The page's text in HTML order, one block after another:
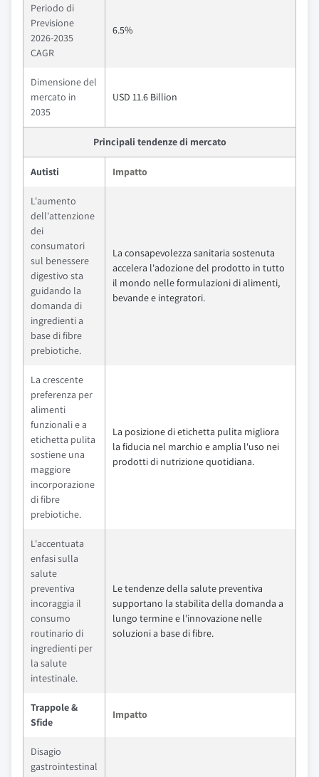
Periodo di
Previsione
2026-2035
CAGR
6.5%
Dimensione del
mercato in
2035
USD 11.6 Billion
Principali tendenze di mercato
Autisti Impatto
L'aumento
dell'attenzione
dei
consumatori
sul benessere
digestivo sta
guidando la
domanda di
ingredienti a
base di fibre
prebiotiche.
La consapevolezza sanitaria sostenuta
accelera l'adozione del prodotto in tutto
il mondo nelle formulazioni di alimenti,
bevande e integratori.
La crescente
preferenza per
alimenti
funzionali e a
etichetta pulita
sostiene una
maggiore
incorporazione
di fibre
prebiotiche.
La posizione di etichetta pulita migliora
la fiducia nel marchio e amplia l'uso nei
prodotti di nutrizione quotidiana.
L'accentuata
enfasi sulla
salute
preventiva
incoraggia il
consumo
routinario di
ingredienti per
la salute
intestinale.
Le tendenze della salute preventiva
supportano la stabilita della domanda a
lungo termine e l'innovazione nelle
soluzioni a base di fibre.
Trappole &
Sfide
Impatto
Disagio
gastrointestinal